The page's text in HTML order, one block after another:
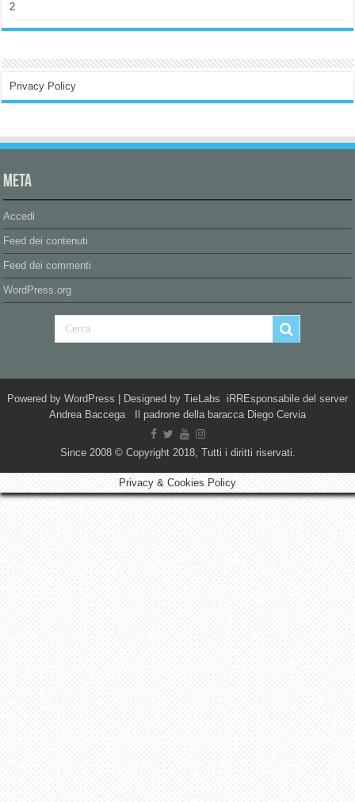
2
Privacy Policy
Meta
Accedi
Feed dei contenuti
Feed dei commenti
WordPress.org
Powered by WordPress | Designed by TieLabs iRREsponsabile del server
Andrea Baccega Il padrone della baracca Diego Cervia
Since 2008 © Copyright 2018, Tutti i diritti riservati.
Privacy & Cookies Policy